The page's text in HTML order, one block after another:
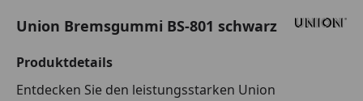
Union Bremsgummi BS-801 schwarz
Produktdetails
Entdecken Sie den leistungsstarken Union